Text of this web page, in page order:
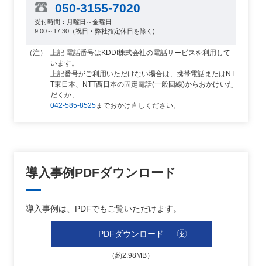
050-3155-7020
受付時間：月曜日～金曜日
9:00～17:30（祝日・弊社指定休日を除く)
上記 電話番号はKDDI株式会社の電話サービスを利用して
います。
上記番号がご利用いただけない場合は、携帯電話またはNT
T東日本、NTT西日本の固定電話(一般回線)からおかけいた
だくか、
042-585-8525までおかけ直しください。
導入事例PDFダウンロード
導入事例は、PDFでもご覧いただけます。
PDFダウンロード
（約2.98MB）